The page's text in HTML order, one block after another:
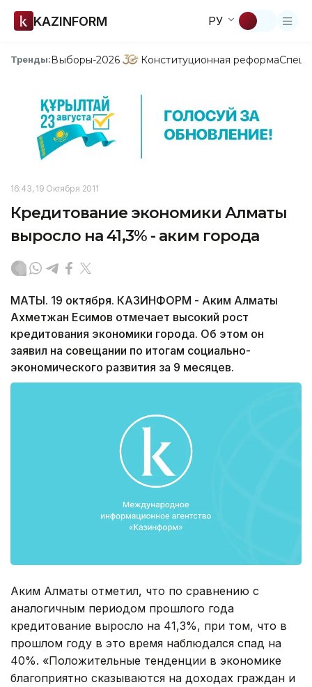
KAZINFORM РУ
Тренды:Выборы-2026 Конституционная реформа
16:43, 19 Октября 2011
Кредитование экономики Алматы
выросло на 41,3% - аким города
МАТЫ. 19 октября. КАЗИНФОРМ - Аким Алматы
Ахметжан Есимов отмечает высокий рост
кредитования экономики города. Об этом он
заявил на совещании по итогам социально-
экономического развития за 9 месяцев.
Аким Алматы отметил, что по сравнению с
аналогичным периодом прошлого года
кредитование выросло на 41,3%, при том, что в
прошлом году в это время наблюдался спад на
40%. «Положительные тенденции в экономике
благоприятно сказываются на доходах граждан и